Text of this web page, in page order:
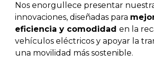
Nos enorgullece presentar
innovaciones, diseñadas para
eficiencia y comodidad en la
vehículos eléctricos y apoyar la
una movilidad más sostenible.